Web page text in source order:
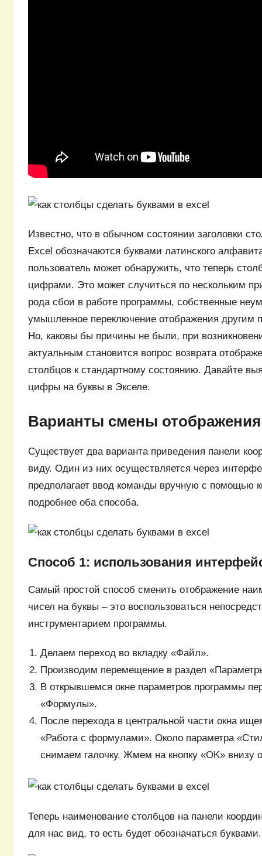
Известно, что в обычном состоянии заголовки
Excel обозначаются буквами латинского
пользователь может обнаружить, что теперь
цифрами. Это может случиться по нескольким
рода сбои в работе программы, собственные
умышленное переключение отображения другим
Но, каковы бы причины не были, при
актуальным становится вопрос возврата
столбцов к стандартному состоянию. Давайте
цифры на буквы в Экселе.
Варианты смены отображения
Существует два варианта приведения панели
виду. Один из них осуществляется через
предполагает ввод команды вручную с помощью
подробнее оба способа.
Способ 1: использования
Самый простой способ сменить отображение
чисел на буквы – это воспользоваться
инструментарием программы.
Делаем переход во вкладку «Файл».
Производим перемещение в раздел
В открывшемся окне параметров программы
«Формулы».
После перехода в центральной части окна
«Работа с формулами». Около параметра
снимаем галочку. Жмем на кнопку «OK» внизу
Теперь наименование столбцов на панели
для нас вид, то есть будет обозначаться буквами.